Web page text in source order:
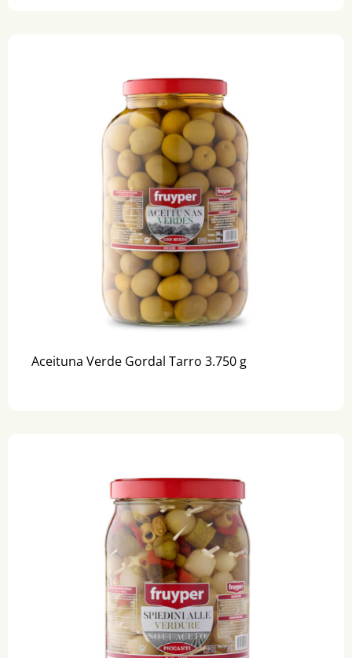
Aceituna Verde Gordal Tarro 3.750 g